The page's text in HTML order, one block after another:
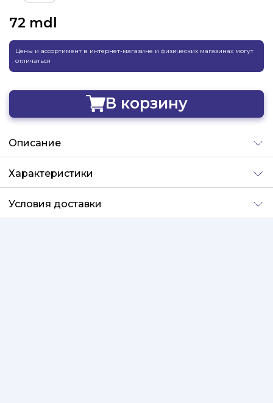
72 mdl
Цены и ассортимент в интернет-магазине и физических магазинах могут
отличаться
В корзину
Добавлено
Описание
Характеристики
Условия доставки